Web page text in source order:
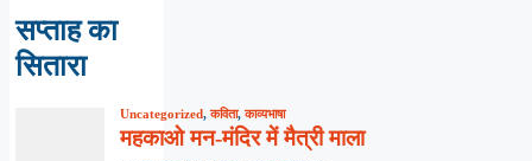
सप्ताह का
सितारा
Uncategorized,कविता,काव्यभाषा
महकाओ मन-मंदिर में मैत्री माला